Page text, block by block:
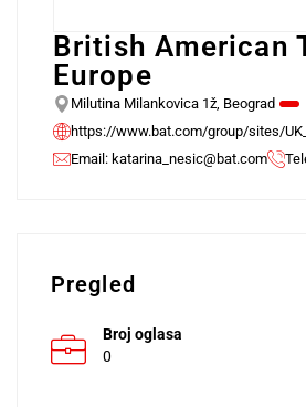
British American
Europe
Milutina Milankovica 1ž, Beograd
https://www.bat.com/group/sites/
Email: katarina_nesic@bat.com
Pregled
Broj oglasa
0